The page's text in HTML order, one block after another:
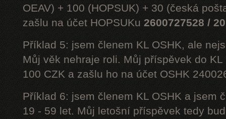
OEAV) + 100 (HOPSUK) + 30 (česká
zašlu na účet HOPSUKu 2600727528 /
Příklad 5: jsem členem KL OSHK, ale
Můj věk nehraje roli. Můj příspěvek do
100 CZK a zašlu ho na účet OSHK
Příklad 6: jsem členem KL OSHK a jsem
19 - 59 let. Můj letošní příspěvek tedy